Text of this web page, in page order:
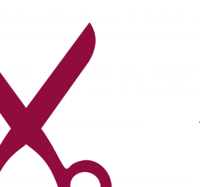
delikatnie, ale skutecznie
taki jest turkusowy
rozstawione zęby.
go w torebce i zawsze mieć przy
rośliny świata,
i każdej długości włosów.